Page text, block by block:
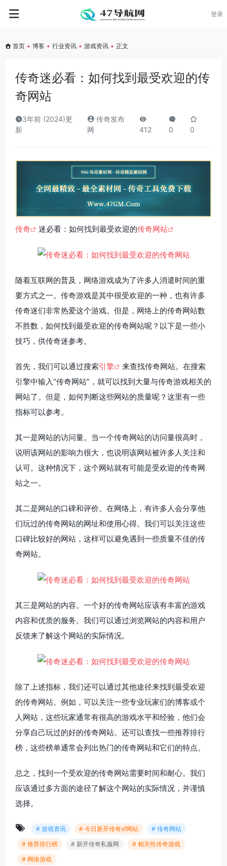
登录
首页 • 博客 • 行业资讯 • 游戏资讯 • 正文
传奇迷必看：如何找到最受欢迎的传
奇网站
3年前 (2024)更
新
传奇发布
网
412 0 0
传奇 迷必看：如何找到最受欢迎的传奇网站
随着互联网的普及，网络游戏成为了许多人消遣时间的重
要方式之一。传奇游戏是其中很受欢迎的一种，也有许多
传奇迷们非常热爱这个游戏。但是，网络上的传奇网站数
不胜数，如何找到最受欢迎的传奇网站呢？以下是一些小
技巧，供传奇迷参考。
首先，我们可以通过搜索引擎
来查找传奇网站。在搜索
引擎中输入“传奇网站”，就可以找到大量与传奇游戏相关的
网站了。但是，如何判断这些网站的质量呢？这里有一些
指标可以参考。
其一是网站的访问量。当一个传奇网站的访问量很高时，
说明该网站的影响力很大，也说明该网站被许多人关注和
认可。这种情况下，这个网站就有可能是受欢迎的传奇网
站之一。
其二是网站的口碑和评价。在网络上，有许多人会分享他
们玩过的传奇网站的网址和使用心得。我们可以关注这些
口碑比较好的网站，这样可以避免遇到一些质量不佳的传
奇网站。
其三是网站的内容。一个好的传奇网站应该有丰富的游戏
内容和优质的服务。我们可以通过浏览网站的内容和用户
反馈来了解这个网站的实际情况。
除了上述指标，我们还可以通过其他途径来找到最受欢迎
的传奇网站。例如，可以关注一些专业玩家们的博客或个
人网站，这些玩家通常有很高的游戏水平和经验，他们会
分享自己玩过的好的传奇网站。还可以查找一些推荐排行
榜，这些榜单通常会列出热门的传奇网站和它们的特点。
总之，找到一个受欢迎的传奇网站需要时间和耐心。我们
应该通过多方面的途径了解这个网站的实际情况，并谨慎
选择。
# 游戏资讯 # 今日新开传奇sf网站
# 传奇网站
# 推荐排行榜
# 新开传奇私服网
# 相关性传奇游戏
# 网络游戏